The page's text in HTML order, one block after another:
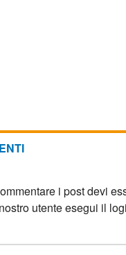
i post devi
utente esegui il